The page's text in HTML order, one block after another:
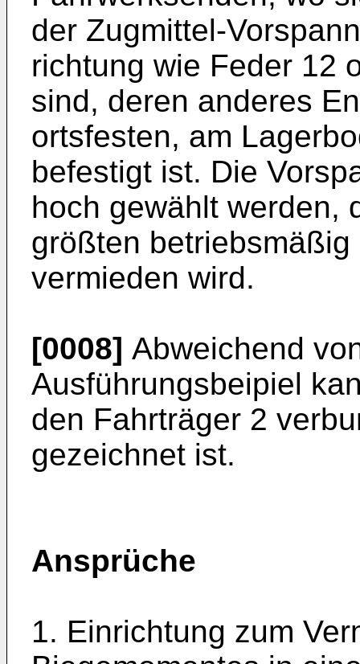
der Zugmittel-
richtung wie Feder 12
sind, deren anderes
ortsfesten, am
befestigt ist. Die
hoch gewählt werden,
größten
vermieden wird.
[0008] Abweichend
Ausführungsbeipiel
den Fahrträger 2
gezeichnet ist.
Ansprüche
1. Einrichtung zum